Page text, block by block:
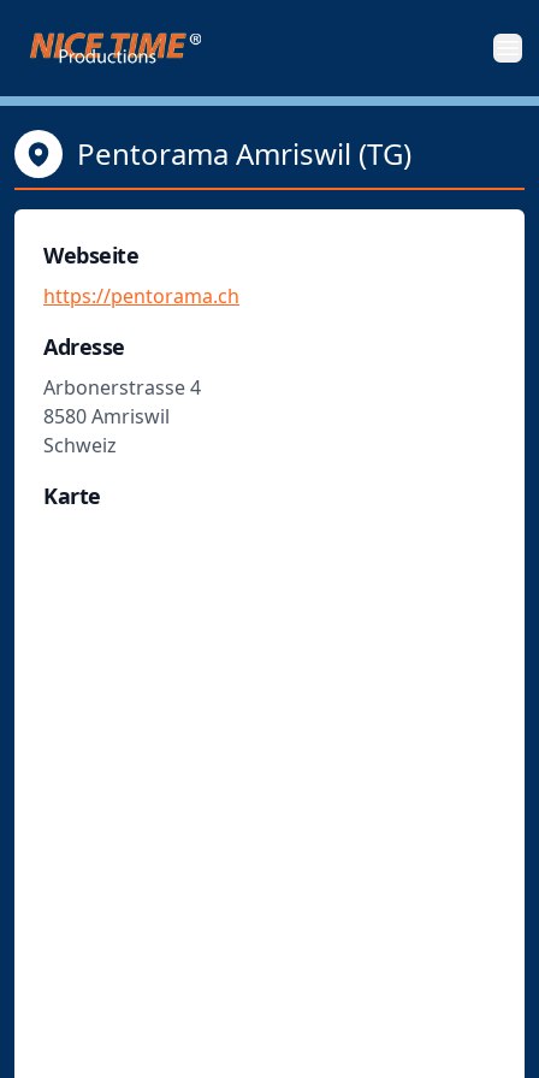
Nice Time Productions
Pentorama Amriswil (TG)
Webseite
https://pentorama.ch
Adresse
Arbonerstrasse 4
8580 Amriswil
Schweiz
Karte